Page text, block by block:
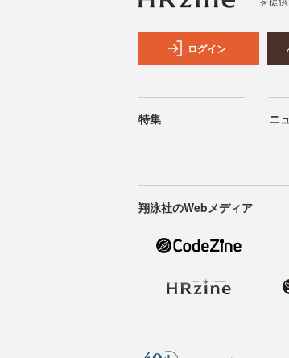
ログイン
特集 ニ
翔泳社のWebメディア